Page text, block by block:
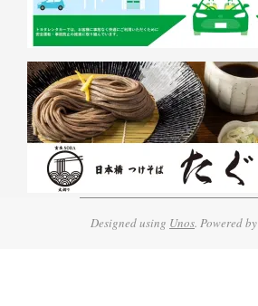
Designed using Unos. Powered by